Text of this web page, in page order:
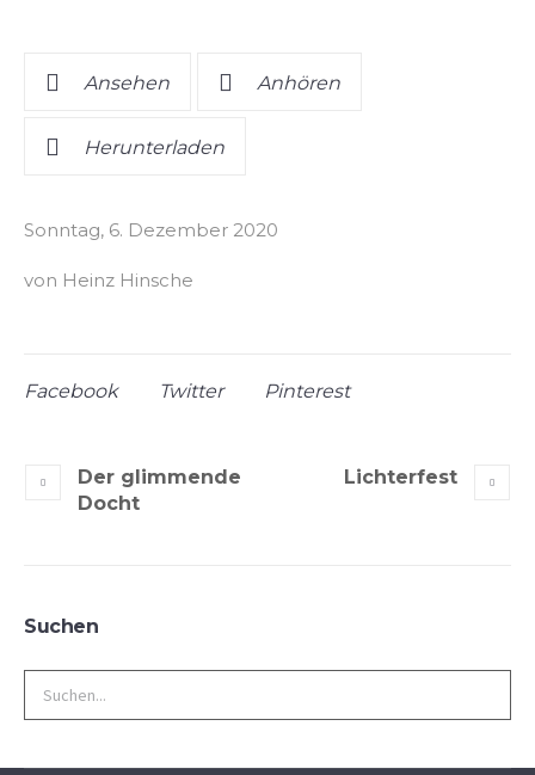
Ansehen Anhören
Herunterladen
Sonntag, 6. Dezember 2020
von Heinz Hinsche
Facebook Twitter Pinterest
Der glimmende
Docht
Lichterfest
Suchen
Search
for: